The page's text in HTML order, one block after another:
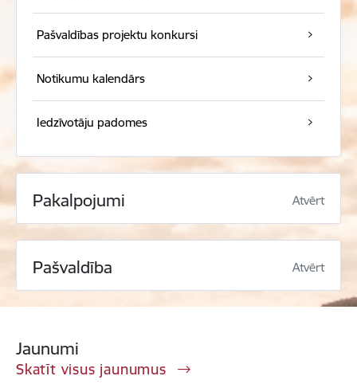
Pašvaldības projektu konkursi
Notikumu kalendārs
Iedzīvotāju padomes
Pakalpojumi Atvērt
Pašvaldība Atvērt
Jaunumi
Skatīt visus jaunumus